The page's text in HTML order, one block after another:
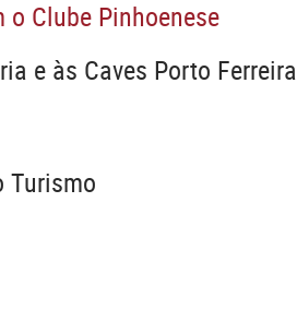
Clube Pinhoenese
e às Caves Porto Ferreira
Turismo